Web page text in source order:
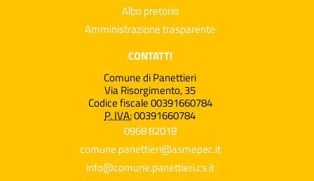
Albo pretorio
Amministrazione trasparente
CONTATTI
Comune di Panettieri
Via Risorgimento, 35
Codice fiscale 00391660784
P. IVA:00391660784
0968 82018
comune.panettieri@asmepec.it
info@comune.panettieri.cs.it